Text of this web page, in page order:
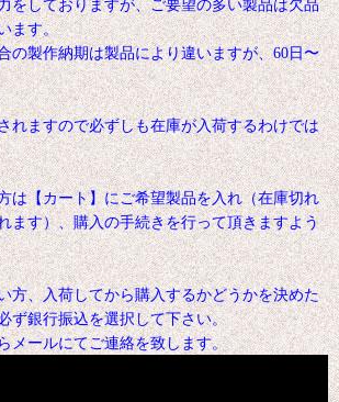
をしておりますが、ご要望の多い製品は欠品
ます。
の製作納期は製品により違いますが、60日〜
れますので必ずしも在庫が入荷するわけでは
【カート】にご希望製品を入れ（在庫切れ
ます）、購入の手続きを行って頂きますよう
たします。
方、入荷してから購入するかどうかを決めた
ず銀行振込を選択して下さい。
メールにてご連絡を致します。